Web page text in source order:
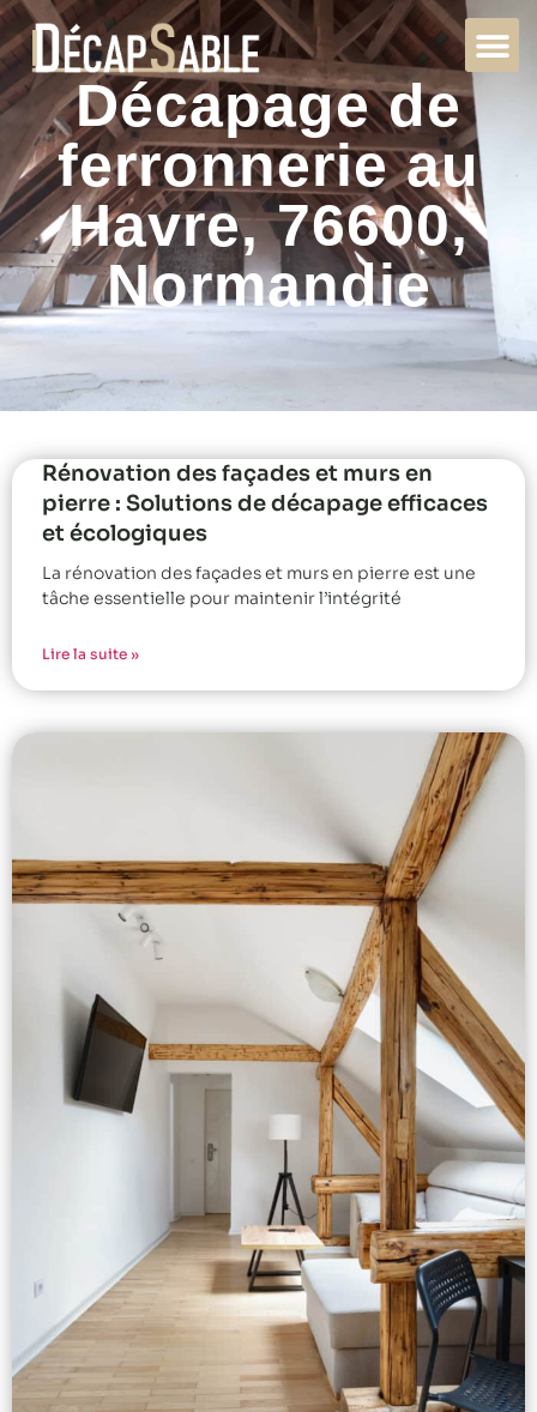
Décapage de
ferronnerie au
Havre, 76600,
Normandie
Rénovation des façades et murs en
pierre : Solutions de décapage efficaces
et écologiques
La rénovation des façades et murs en pierre est une
tâche essentielle pour maintenir l’intégrité
Lire la suite »